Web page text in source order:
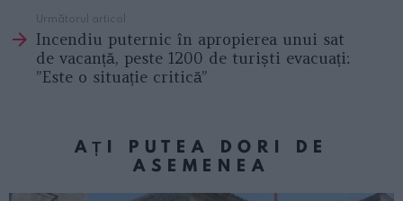
Următorul articol
Incendiu puternic în apropierea unui sat
de vacanță, peste 1200 de turiști evacuați:
”Este o situație critică”
AȚI PUTEA DORI DE
ASEMENEA